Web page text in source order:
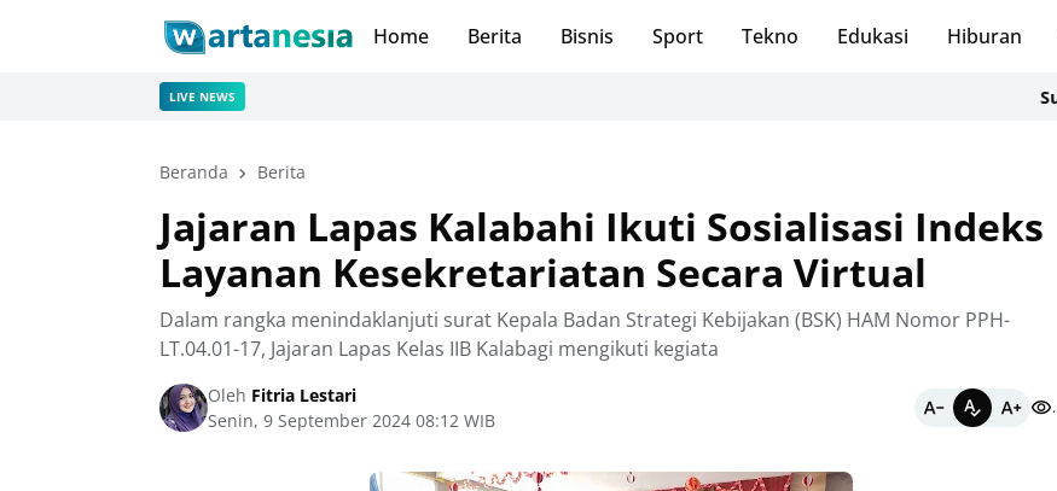
Home Berita Bisnis Sport Tekno Edukasi Hiburan
LIVE NEWS Sukses
Beranda Berita
Jajaran Lapas Kalabahi Ikuti Sosialisasi Indeks
Layanan Kesekretariatan Secara Virtual
Dalam rangka menindaklanjuti surat Kepala Badan Strategi Kebijakan (BSK) HAM Nomor PPH-
LT.04.01-17, Jajaran Lapas Kelas IIB Kalabagi mengikuti kegiata
Oleh Fitria Lestari
Senin, 9 September 2024 08:12 WIB